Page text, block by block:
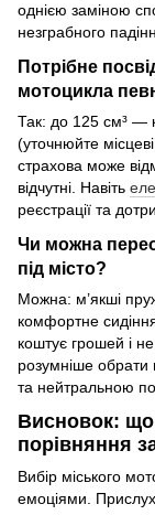
однією заміною
незграбного
Потрібне
мотоцикла
Так: до 125 см³ —
(уточнюйте
страхова може
відчутні. Навіть
реєстрації та
Чи можна
під місто?
Можна: м’якші
комфортне
коштує грошей і
розумніше обрати
та нейтральною
Висновок: що
порівняння
Вибір міського
емоціями.